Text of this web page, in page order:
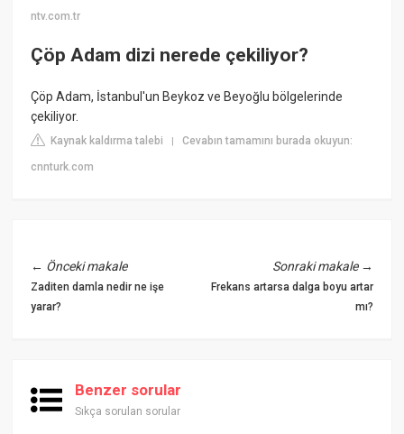
ntv.com.tr
Çöp Adam dizi nerede çekiliyor?
Çöp Adam, İstanbul'un Beykoz ve Beyoğlu bölgelerinde
çekiliyor.
Kaynak kaldırma talebi |Cevabın tamamını burada okuyun:
cnnturk.com
← Önceki makale
Zaditen damla nedir ne işe
yarar?
Sonraki makale→
Frekans artarsa dalga boyu artar
mı?
Benzer sorular
Sıkça sorulan sorular